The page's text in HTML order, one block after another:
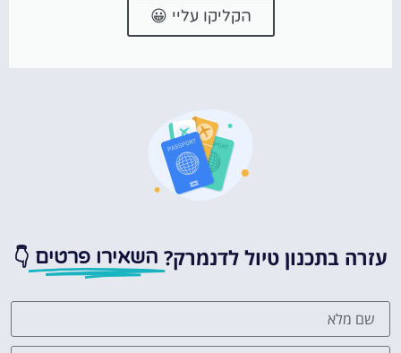
הקליקו עליי 😀
עזרה בתכנון טיול לדנמרק? השאירו פרטים 👇